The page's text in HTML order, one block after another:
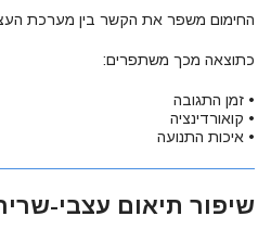
החימום משפר את הקשר בין מערכת
כתוצאה מכך משתפרים:
• זמן התגובה
• קואורדינציה
• איכות התנועה
שיפור תיאום עצבי-